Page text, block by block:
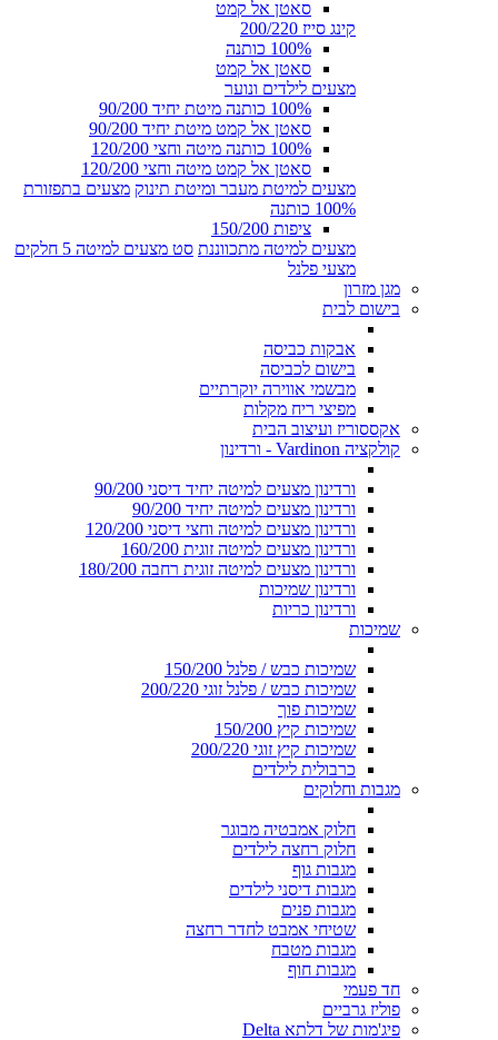
סאטן אל קמט
קינג סייז 200/220
100% כותנה
סאטן אל קמט
מצעים לילדים ונוער
100% כותנה מיטת יחיד 90/200
סאטן אל קמט מיטת יחיד 90/200
100% כותנה מיטה וחצי 120/200
סאטן אל קמט מיטה וחצי 120/200
מצעים למיטת מעבר ומיטת תינוק מצעים בתפזורת
100% כותנה
ציפות 150/200
מצעים למיטה מתכווננת סט מצעים למיטה 5 חלקים
מצעי פלנל
מגן מזרון
בישום לבית
אבקות כביסה
בישום לכביסה
מבשמי אווירה יוקרתיים
מפיצי ריח מקלות
אקססוריז ועיצוב הבית
קולקציה Vardinon - ורדינון
ורדינון מצעים למיטה יחיד דיסני 90/200
ורדינון מצעים למיטה יחיד 90/200
ורדינון מצעים למיטה וחצי דיסני 120/200
ורדינון מצעים למיטה זוגית 160/200
ורדינון מצעים למיטה זוגית רחבה 180/200
ורדינון שמיכות
ורדינון כריות
שמיכות
שמיכות כבש / פלנל 150/200
שמיכות כבש / פלנל זוגי 200/220
שמיכות פוך
שמיכות קיץ 150/200
שמיכות קיץ זוגי 200/220
כרבולית לילדים
מגבות וחלוקים
חלוק אמבטיה מבוגר
חלוק רחצה לילדים
מגבות גוף
מגבות דיסני לילדים
מגבות פנים
שטיחי אמבט לחדר רחצה
מגבות מטבח
מגבות חוף
חד פעמי
פוליז גרביים
פיג'מות של דלתא Delta